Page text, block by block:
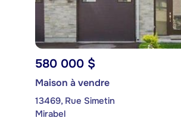
580 000 $
Maison à vendre
13469, Rue Simetin
Mirabel